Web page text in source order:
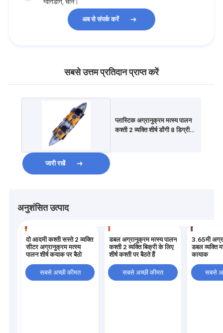
ग्वांगडोंग, चीन।
अब से संपर्क करें
सबसे उत्तम प्रतिदान प्राप्त करें
प्लास्टिक अग्रानुक्रम मत्स्य पालन
कश्ती 2 व्यक्ति शीर्ष डोंगी 8 डिग्री
जारी रखें
अनुशंसित उत्पाद
दो आदमी कश्ती सस्ते 2 व्यक्ति
सीटर अग्रानुक्रम मत्स्य
पालन शीर्ष कयाक पर बैठो
सबसे अच्छी कीमत
डबल अग्रानुक्रम मत्स्य पालन
कश्ती 2 व्यक्ति बिक्री के लिए
शीर्ष कश्ती पर बैठते हैं
सबसे अच्छी कीमत
3.65मी
डबल व्यक्ति
कायाक
सबसे